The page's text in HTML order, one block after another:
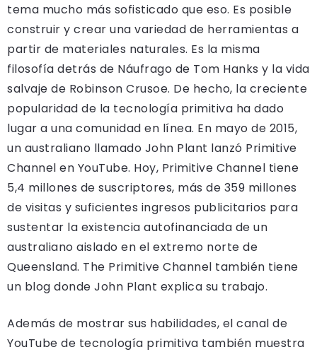
tema mucho más sofisticado que eso. Es posible
construir y crear una variedad de herramientas a
partir de materiales naturales. Es la misma
filosofía detrás de Náufrago de Tom Hanks y la vida
salvaje de Robinson Crusoe. De hecho, la creciente
popularidad de la tecnología primitiva ha dado
lugar a una comunidad en línea. En mayo de 2015,
un australiano llamado John Plant lanzó Primitive
Channel en YouTube. Hoy, Primitive Channel tiene
5,4 millones de suscriptores, más de 359 millones
de visitas y suficientes ingresos publicitarios para
sustentar la existencia autofinanciada de un
australiano aislado en el extremo norte de
Queensland. The Primitive Channel también tiene
un blog donde John Plant explica su trabajo.
Además de mostrar sus habilidades, el canal de
YouTube de tecnología primitiva también muestra